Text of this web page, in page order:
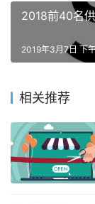
2018前40名
2019年3月7日 下
相关推荐